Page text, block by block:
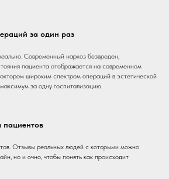
за один раз
Современный наркоз безвреден,
пациента отображается на современном
широким спектром операций в эстетической
за одну госпитализацию.
пациентов
Отзывы реальных людей с которыми можно
но и очно, чтобы понять как происходит